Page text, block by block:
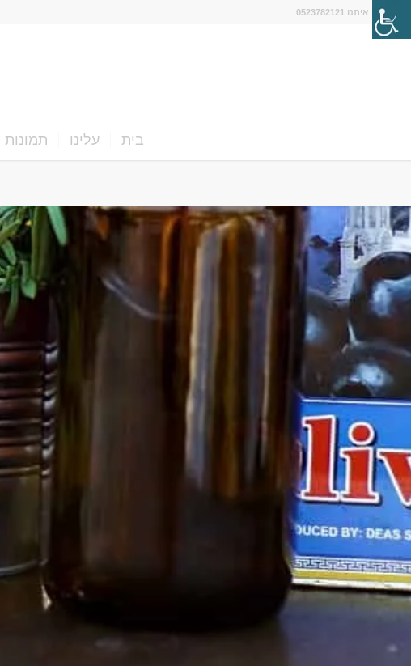
דברו איתנו 0523782121
בית עלינו תמונות